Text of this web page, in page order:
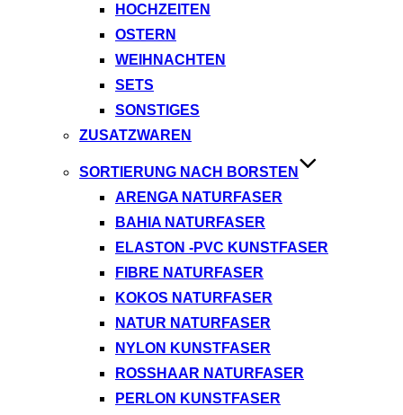
HOCHZEITEN
OSTERN
WEIHNACHTEN
SETS
SONSTIGES
ZUSATZWAREN
SORTIERUNG NACH BORSTEN
ARENGA NATURFASER
BAHIA NATURFASER
ELASTON -PVC KUNSTFASER
FIBRE NATURFASER
KOKOS NATURFASER
NATUR NATURFASER
NYLON KUNSTFASER
ROSSHAAR NATURFASER
PERLON KUNSTFASER